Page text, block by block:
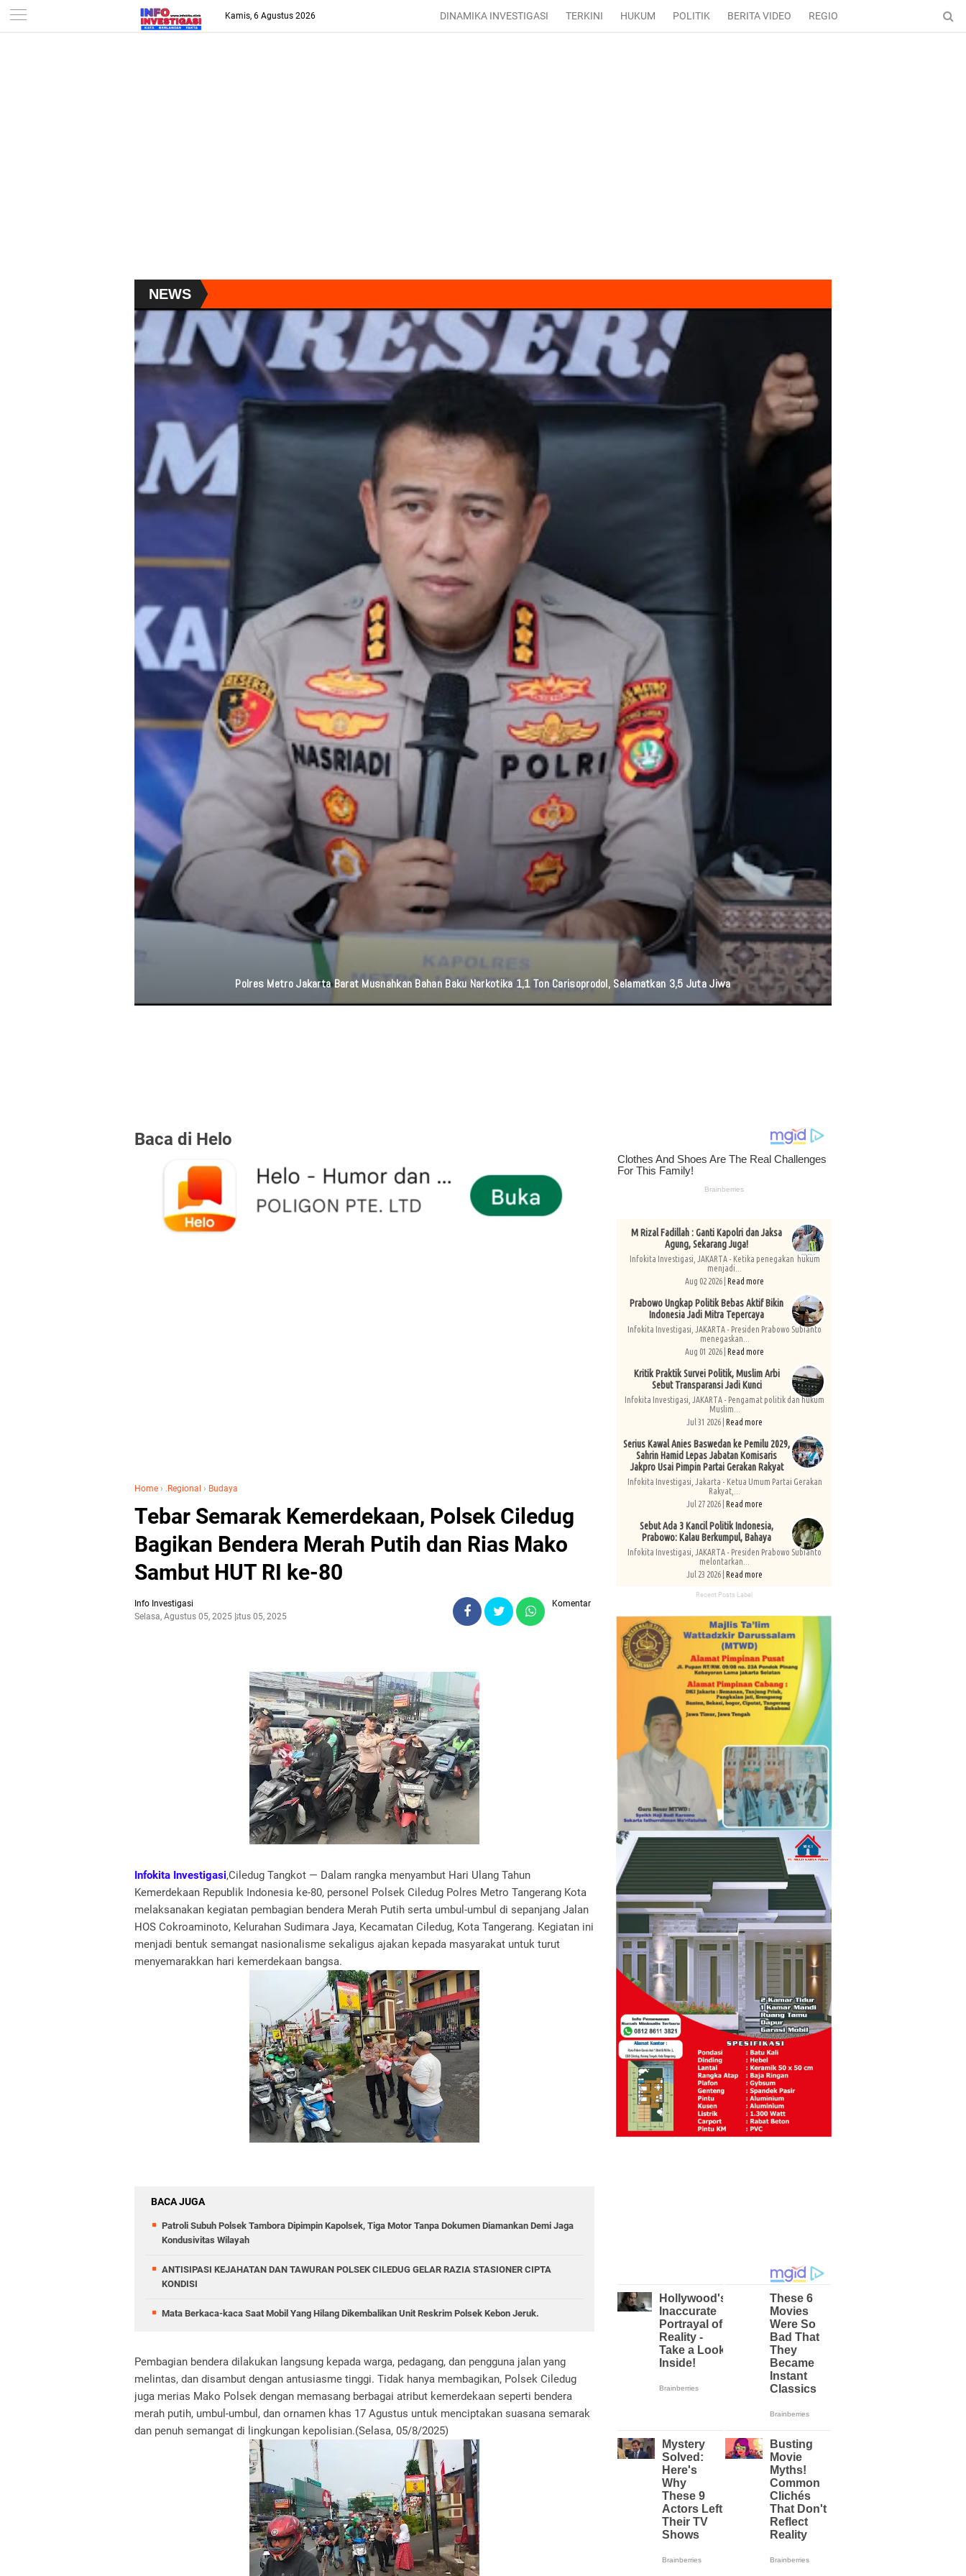
-->
Kamis, 6 Agustus 2026 DINAMIKA INVESTIGASI TERKINI HUKUM POLITIK BERITA VIDEO REGIONAL ENTERTAINMENT
NEWS
Harriyanto Aryodiguno : Hukum Harus Tegas, Diskriminasi Harus Ditolak
Baca di Helo
Home › .Regional › Budaya
Tebar Semarak Kemerdekaan, Polsek Ciledug
Bagikan Bendera Merah Putih dan Rias Mako
Sambut HUT RI ke-80
Info Investigasi
Selasa, Agustus 05, 2025Agustus 05, 2025
Komentar
Infokita Investigasi,Ciledug Tangkot — Dalam rangka menyambut Hari Ulang Tahun
Kemerdekaan Republik Indonesia ke-80, personel Polsek Ciledug Polres Metro Tangerang Kota
melaksanakan kegiatan pembagian bendera Merah Putih serta umbul-umbul di sepanjang Jalan
HOS Cokroaminoto, Kelurahan Sudimara Jaya, Kecamatan Ciledug, Kota Tangerang. Kegiatan ini
menjadi bentuk semangat nasionalisme sekaligus ajakan kepada masyarakat untuk turut
menyemarakkan hari kemerdekaan bangsa.
BACA JUGA
Patroli Subuh Polsek Tambora Dipimpin Kapolsek, Tiga Motor Tanpa Dokumen Diamankan Demi Jaga
Kondusivitas Wilayah
ANTISIPASI KEJAHATAN DAN TAWURAN POLSEK CILEDUG GELAR RAZIA STASIONER CIPTA
KONDISI
Mata Berkaca-kaca Saat Mobil Yang Hilang Dikembalikan Unit Reskrim Polsek Kebon Jeruk.
Pembagian bendera dilakukan langsung kepada warga, pedagang, dan pengguna jalan yang
melintas, dan disambut dengan antusiasme tinggi. Tidak hanya membagikan, Polsek Ciledug
juga merias Mako Polsek dengan memasang berbagai atribut kemerdekaan seperti bendera
merah putih, umbul-umbul, dan ornamen khas 17 Agustus untuk menciptakan suasana semarak
dan penuh semangat di lingkungan kepolisian.(Selasa, 05/8/2025)
M Rizal Fadillah : Ganti Kapolri dan Jaksa
Agung, Sekarang Juga!
Infokita Investigasi, JAKARTA - Ketika penegakan hukum
menjadi...
Aug 02 2026 | Read more
Prabowo Ungkap Politik Bebas Aktif Bikin
Indonesia Jadi Mitra Tepercaya
Infokita Investigasi, JAKARTA - Presiden Prabowo Subianto
menegaskan...
Aug 01 2026 | Read more
Kritik Praktik Survei Politik, Muslim Arbi
Sebut Transparansi Jadi Kunci
Infokita Investigasi, JAKARTA - Pengamat politik dan hukum
Muslim...
Jul 31 2026 | Read more
Serius Kawal Anies Baswedan ke Pemilu 2029,
Sahrin Hamid Lepas Jabatan Komisaris
Jakpro Usai Pimpin Partai Gerakan Rakyat
Infokita Investigasi, Jakarta - Ketua Umum Partai Gerakan
Rakyat,...
Jul 27 2026 | Read more
Sebut Ada 3 Kancil Politik Indonesia,
Prabowo: Kalau Berkumpul, Bahaya
Infokita Investigasi, JAKARTA - Presiden Prabowo Subianto
melontarkan...
Jul 23 2026 | Read more
Recent Posts Label